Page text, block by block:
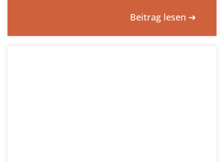
Beitrag lesen ➔